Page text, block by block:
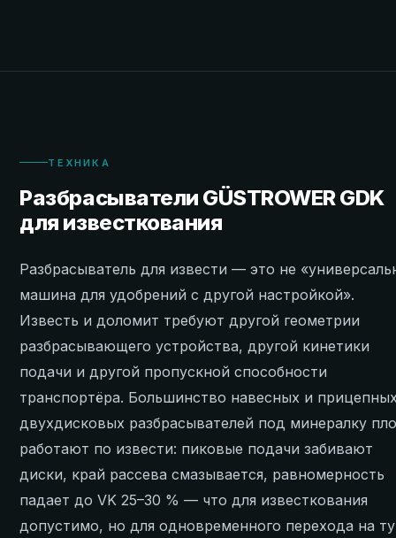
ТЕХНИКА
Разбрасыватели GÜSTROWER GDK
для известкования
Разбрасыватель для извести — это не
машина для удобрений с другой настройкой».
Известь и доломит требуют другой геометрии
разбрасывающего устройства, другой кинетики
подачи и другой пропускной способности
транспортёра. Большинство навесных и
двухдисковых разбрасывателей под минералку
работают по извести: пиковые подачи забивают
диски, край рассева смазывается, равномерность
падает до VK 25–30 % — что для известкования
допустимо, но для одновременного перехода на